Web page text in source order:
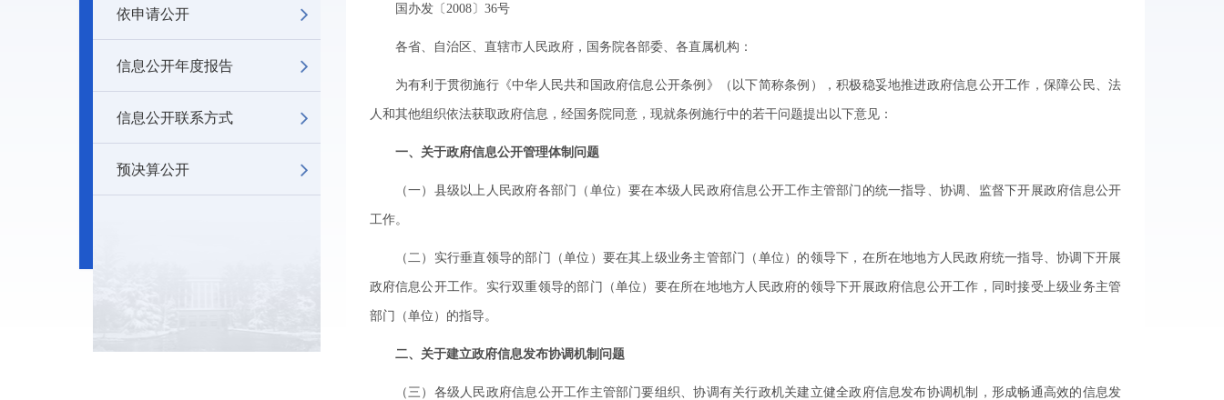
依申请公开
信息公开年度报告
信息公开联系方式
预决算公开
国办发〔2008〕36号
各省、自治区、直辖市人民政府，国务院各部委、各直属机构：
为有利于贯彻施行《中华人民共和国政府信息公开条例》（以下简称条例），积极稳妥地推进政府信息公开工作，保障公民、法
人和其他组织依法获取政府信息，经国务院同意，现就条例施行中的若干问题提出以下意见：
一、关于政府信息公开管理体制问题
（一）县级以上人民政府各部门（单位）要在本级人民政府信息公开工作主管部门的统一指导、协调、监督下开展政府信息公开
工作。
（二）实行垂直领导的部门（单位）要在其上级业务主管部门（单位）的领导下，在所在地地方人民政府统一指导、协调下开展
政府信息公开工作。实行双重领导的部门（单位）要在所在地地方人民政府的领导下开展政府信息公开工作，同时接受上级业务主管
部门（单位）的指导。
二、关于建立政府信息发布协调机制问题
（三）各级人民政府信息公开工作主管部门要组织、协调有关行政机关建立健全政府信息发布协调机制，形成畅通高效的信息发